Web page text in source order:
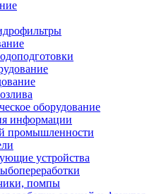
оборудование
информации
промышленности
устройства
помпы